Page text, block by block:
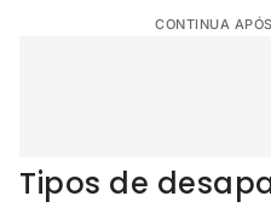
CONTINUA
Tipos de